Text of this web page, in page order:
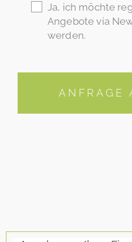
Ja, ich möchte
Angebote via
werden.
ANFRAGE